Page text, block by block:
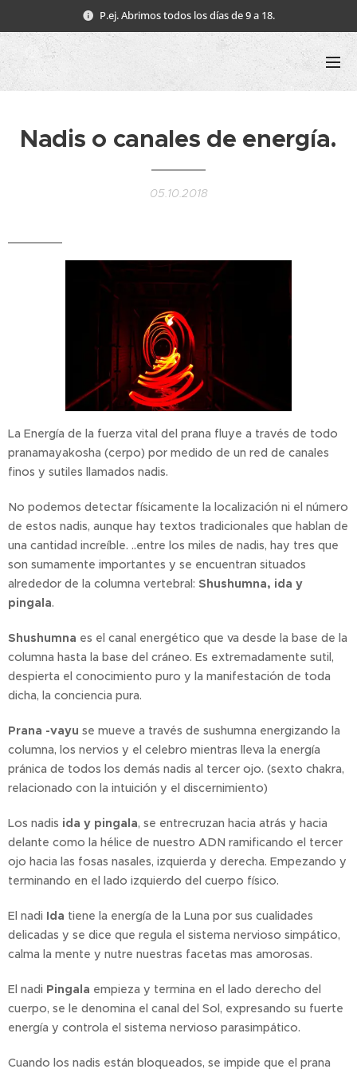
P.ej. Abrimos todos los días de 9 a 18.
Nadis o canales de energía.
05.10.2018
La Energía de la fuerza vital del prana fluye a través de todo
pranamayakosha (cerpo) por medido de un red de canales
finos y sutiles llamados nadis.
No podemos detectar físicamente la localización ni el número
de estos nadis, aunque hay textos tradicionales que hablan de
una cantidad increíble. ..entre los miles de nadis, hay tres que
son sumamente importantes y se encuentran situados
alrededor de la columna vertebral: Shushumna, ida y
pingala.
Shushumna es el canal energético que va desde la base de la
columna hasta la base del cráneo. Es extremadamente sutil,
despierta el conocimiento puro y la manifestación de toda
dicha, la conciencia pura.
Prana -vayu se mueve a través de sushumna energizando la
columna, los nervios y el celebro mientras lleva la energía
pránica de todos los demás nadis al tercer ojo. (sexto chakra,
relacionado con la intuición y el discernimiento)
Los nadis ida y pingala, se entrecruzan hacia atrás y hacia
delante como la hélice de nuestro ADN ramificando el tercer
ojo hacia las fosas nasales, izquierda y derecha. Empezando y
terminando en el lado izquierdo del cuerpo físico.
El nadi Ida tiene la energía de la Luna por sus cualidades
delicadas y se dice que regula el sistema nervioso simpático,
calma la mente y nutre nuestras facetas mas amorosas.
El nadi Pingala empieza y termina en el lado derecho del
cuerpo, se le denomina el canal del Sol, expresando su fuerte
energía y controla el sistema nervioso parasimpático.
Cuando los nadis están bloqueados, se impide que el prana